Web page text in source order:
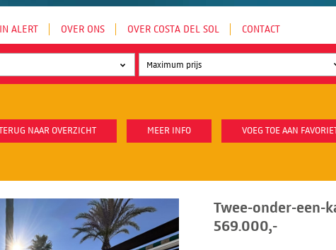
ALERT OVER ONS OVER COSTA DEL SOL CONTACT
NAAR OVERZICHT MEER INFO VOEG TOE AAN
Twee-onder-een-
569.000,-